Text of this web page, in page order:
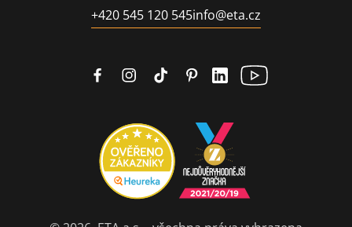
+420 545 120 545info@eta.cz